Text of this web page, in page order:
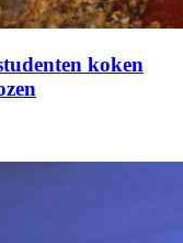
koken